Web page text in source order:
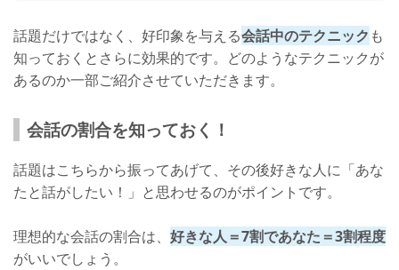
話題だけではなく、好印象を与える会話中のテクニック も
知っておくとさらに効果的です。どのようなテクニックが
あるのか一部ご紹介させていただきます。
会話の割合を知っておく！
話題はこちらから振ってあげて、その後好きな人に「あな
たと話がしたい！」と思わせるのがポイントです。
理想的な会話の割合は、 好きな人＝7割であなた＝3割程度
がいいでしょう。